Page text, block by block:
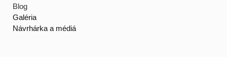
Blog
Galéria
Návrhárka a médiá